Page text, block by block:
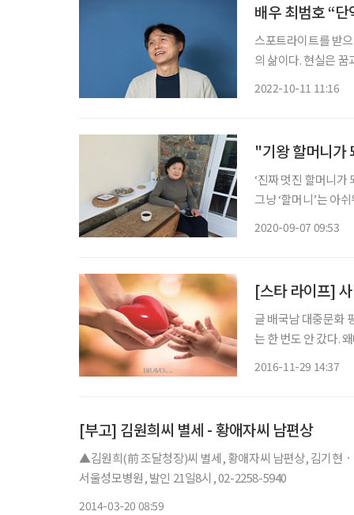
배우 최범호 “
스포트라이트를 받
의 삶이다. 현실은
2022-10-11 11:16
"기왕 할머니가
‘진짜 멋진 할머니
그냥 ‘할머니’는 아
2020-09-07 09:53
[스타 라이프]
글 배국남 대중문화 평론가
는 한 번도 안 갔다.
2016-11-29 14:37
[부고] 김원희씨 별세 - 황애자씨 남편상
▲김원희(前 조달청장)씨 별세, 황애자씨 남편상, 김기현
서울성모병원, 발인 21일8시, 02-2258-5940
2014-03-20 08:59